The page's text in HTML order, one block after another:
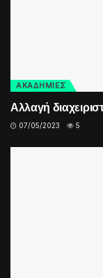
ΑΚΑΔΗΜΙΕΣ
Αλλαγή
07/05/2023 5